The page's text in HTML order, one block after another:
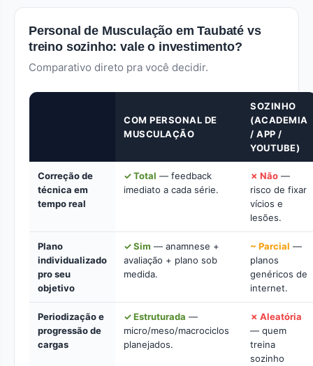
Personal de Musculação em Taubaté vs
treino sozinho: vale o investimento?
Comparativo direto pra você decidir.
COM PERSONAL DE
MUSCULAÇÃO
SOZINHO
(ACADEMIA
/ APP /
YOUTUBE)
Correção de
técnica em
tempo real
✓ Total — feedback
imediato a cada série.
✗ Não —
risco de fixar
vícios e
lesões.
Plano
individualizado
pro seu
objetivo
✓ Sim — anamnese +
avaliação + plano sob
medida.
~ Parcial —
planos
genéricos de
internet.
Periodização e
progressão de
cargas
✓ Estruturada —
micro/meso/macrociclos
planejados.
✗ Aleatória
— quem
treina
sozinho